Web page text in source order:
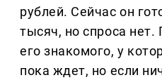
рублей. Сейчас он
тысяч, но спроса нет.
его знакомого, у
пока ждет, но если